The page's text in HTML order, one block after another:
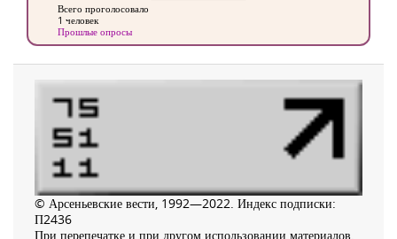
Всего проголосовало
1 человек
Прошлые опросы
© Арсеньевские вести, 1992—2022. Индекс подписки:
П2436
При перепечатке и при другом использовании материалов,